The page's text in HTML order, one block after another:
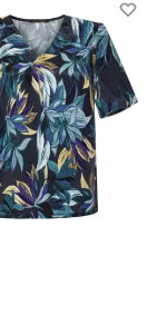
299 zł.209 zł.